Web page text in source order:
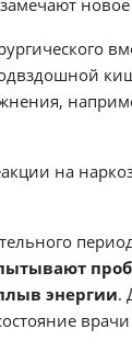
на
энергии.